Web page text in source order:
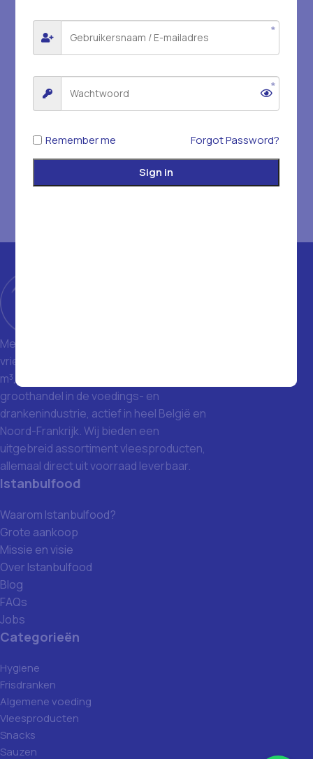
Met een magazijn van 1400 m² en
vriezers met een totale inhoud van 1500
m³, zijn we een toonaangevende
groothandel in de voedings- en
drankenindustrie, actief in heel België en
Noord-Frankrijk. Wij bieden een
uitgebreid assortiment vleesproducten,
allemaal direct uit voorraad leverbaar.
Istanbulfood
Waarom Istanbulfood?
Grote aankoop
Missie en visie
Over Istanbulfood
Blog
FAQs
Jobs
Categorieën
Hygiene
Frisdranken
Algemene voeding
Vleesproducten
Snacks
Sauzen
Remember me Forgot Password?
Sign in